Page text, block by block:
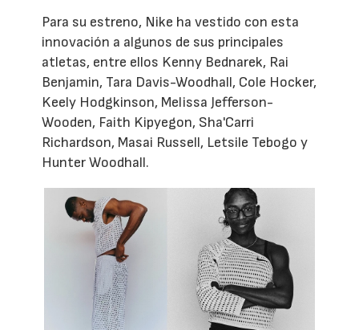
Para su estreno, Nike ha vestido con esta
innovación a algunos de sus principales
atletas, entre ellos Kenny Bednarek, Rai
Benjamin, Tara Davis-Woodhall, Cole Hocker,
Keely Hodgkinson, Melissa Jefferson-
Wooden, Faith Kipyegon, Sha'Carri
Richardson, Masai Russell, Letsile Tebogo y
Hunter Woodhall.